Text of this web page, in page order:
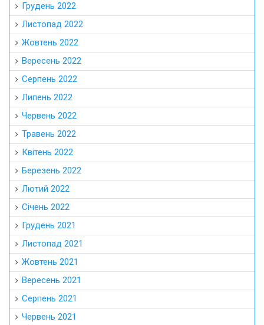
Грудень 2022
Листопад 2022
Жовтень 2022
Вересень 2022
Серпень 2022
Липень 2022
Червень 2022
Травень 2022
Квітень 2022
Березень 2022
Лютий 2022
Січень 2022
Грудень 2021
Листопад 2021
Жовтень 2021
Вересень 2021
Серпень 2021
Червень 2021